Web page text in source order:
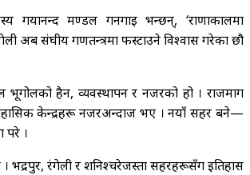
गयानन्द मण्डल गनगाई भन्छन्, ‘राणाकालमा
अब संघीय गणतन्त्रमा फस्टाउने विश्वास गरेका छौ
हैन, व्यवस्थापन र नजरको हो । राजमार्ग
केन्द्रहरू नजरअन्दाज भए । नयाँ सहर बने—
परे ।
भद्रपुर, रंगेली र शनिश्चरेजस्ता सहरहरूसँग इतिहास